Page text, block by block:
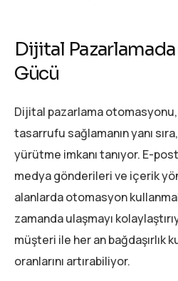
Dijital
Gücü
Dijital pazarlama
tasarrufu sağlamanın yanı
yürütme imkanı tanıyor. E-
medya gönderileri ve içerik
alanlarda otomasyon
zamanda ulaşmayı
müşteri ile her an bağdaşırlık
oranlarını artırabiliyor.